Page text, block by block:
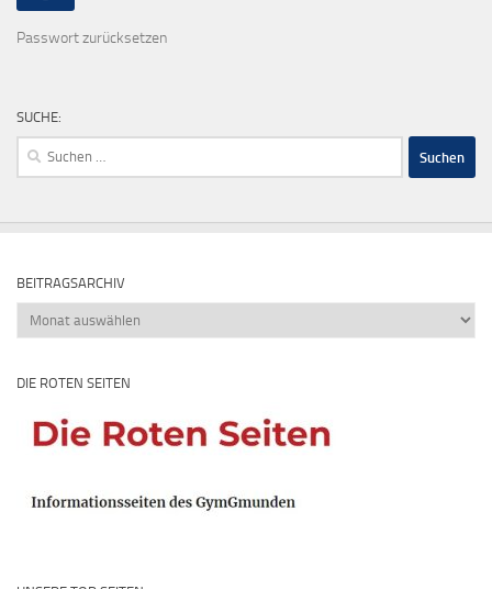
Passwort zurücksetzen
SUCHE:
Suchen
BEITRAGSARCHIV
Beitragsarchiv
DIE ROTEN SEITEN